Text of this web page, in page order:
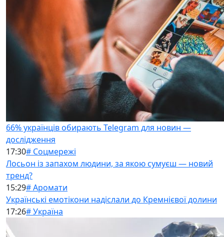
66% українців обирають Telegram для новин —
дослідження
17:30# Соцмережі
Лосьон із запахом людини, за якою сумуєш — новий
тренд?
15:29# Аромати
Українські емотікони надіслали до Кремнієвої долини
17:26# Україна